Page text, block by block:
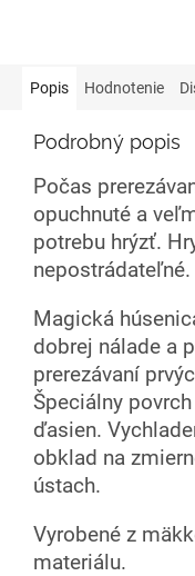
Popis Hodnotenie
Podrobný popis
Počas
opuchnuté a
potrebu hrýzť.
nepostrádateľné.
Magická
dobrej nálade a
prerezávaní
Špeciálny
ďasien.
obklad na
ústach.
Vyrobené z
materiálu.